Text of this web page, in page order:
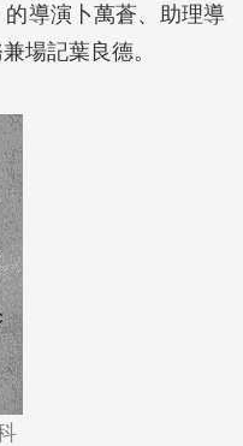
導演卜萬蒼、助理導
場記葉良德。